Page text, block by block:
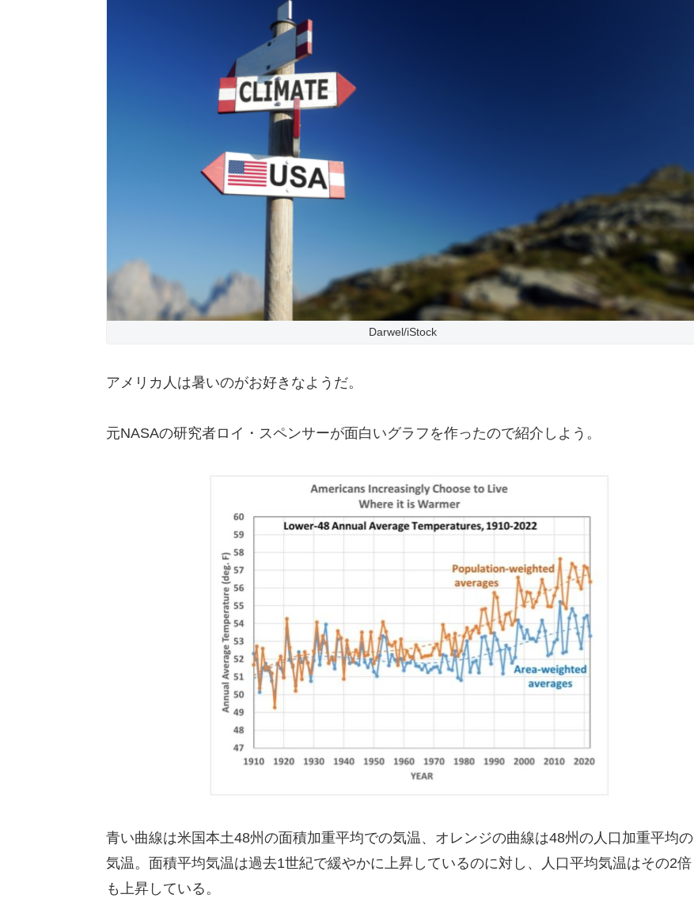
Darwel/iStock
アメリカ人は暑いのがお好きなようだ。
元NASAの研究者ロイ・スペンサーが面白いグラフを作ったので紹介しよう。
青い曲線は米国本土48州の面積加重平均での気温、オレンジの曲線は48州の人口加重平均の
気温。面積平均気温は過去1世紀で緩やかに上昇しているのに対し、人口平均気温はその2倍
も上昇している。